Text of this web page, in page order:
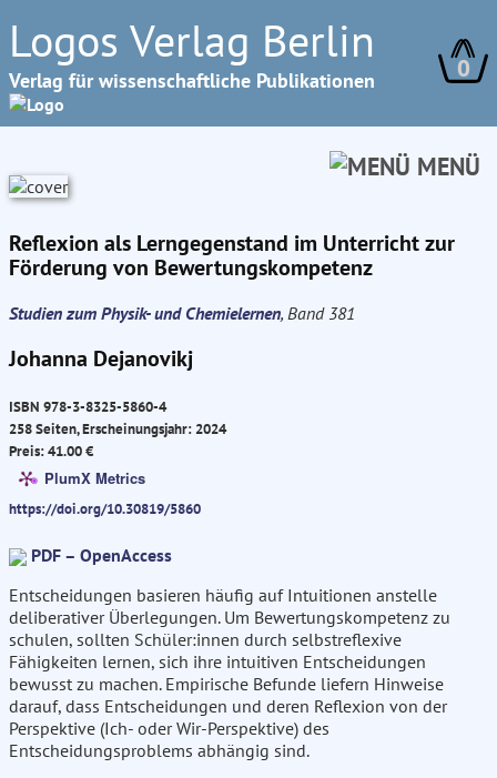
Logos Verlag Berlin
Verlag für wissenschaftliche Publikationen 0
MENÜ
Reflexion als Lerngegenstand im Unterricht zur
Förderung von Bewertungskompetenz
Studien zum Physik- und Chemielernen, Band 381
Johanna Dejanovikj
ISBN 978-3-8325-5860-4
258 Seiten, Erscheinungsjahr: 2024
Preis: 41.00 €
PlumX Metrics
https://doi.org/10.30819/5860
PDF – OpenAccess
Entscheidungen basieren häufig auf Intuitionen anstelle
deliberativer Überlegungen. Um Bewertungskompetenz zu
schulen, sollten Schüler:innen durch selbstreflexive
Fähigkeiten lernen, sich ihre intuitiven Entscheidungen
bewusst zu machen. Empirische Befunde liefern Hinweise
darauf, dass Entscheidungen und deren Reflexion von der
Perspektive (Ich- oder Wir-Perspektive) des
Entscheidungsproblems abhängig sind.